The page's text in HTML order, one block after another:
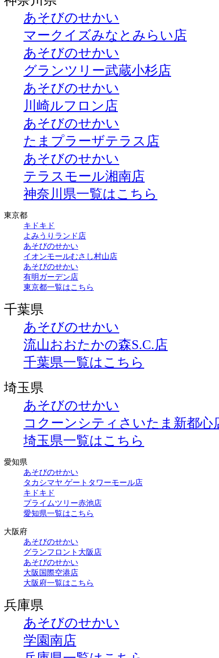
あそびのせかい
マークイズみなとみらい店
あそびのせかい
グランツリー武蔵小杉店
あそびのせかい
川崎ルフロン店
あそびのせかい
たまプラーザテラス店
あそびのせかい
テラスモール湘南店
神奈川県一覧はこちら
東京都
キドキド
よみうりランド店
あそびのせかい
イオンモールむさし村山店
あそびのせかい
有明ガーデン店
東京都一覧はこちら
千葉県
あそびのせかい
流山おおたかの森S.C.店
千葉県一覧はこちら
埼玉県
あそびのせかい
コクーンシティさいたま新都心
埼玉県一覧はこちら
愛知県
あそびのせかい
タカシマヤ ゲートタワーモール店
キドキド
プライムツリー赤池店
愛知県一覧はこちら
大阪府
あそびのせかい
グランフロント大阪店
あそびのせかい
大阪国際空港店
大阪府一覧はこちら
兵庫県
あそびのせかい
学園南店